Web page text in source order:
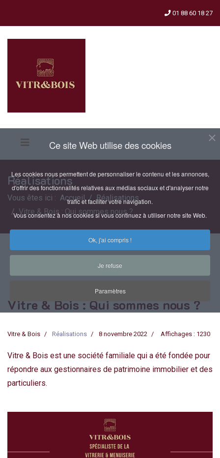
01 88 60 18 27
Réalisations
Vous êtes ici : Accueil
Réalisations
Vitre & Bois : Qui sommes nous ?
Vitre & Bois : Qui sommes nous ?
Vitre & Bois Réalisations 8 novembre 2022 Affichages : 1230
Vitre & Bois est une société familiale qui a été fondée pour
répondre aux gestionnaires de patrimoine immobilier et des
particuliers.
Ce site Web utilise des cookies
Les cookies nous permettent de personnaliser le contenu et les annonces,
d'offrir des fonctionnalités relatives aux médias sociaux et d'analyser notre
trafic et faciliter votre navigation.
Vous consentez à nos cookies si vous continuez à utiliser notre site Web.
Ok, j'ai compris !
Je refuse
Paramètres